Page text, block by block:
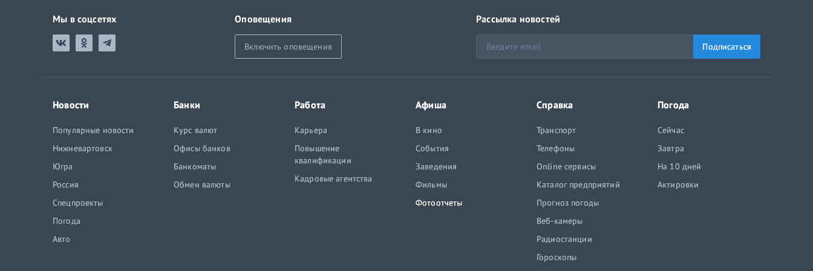
Мы в соцсетях Оповещения
Включить оповещения
Рассылка новостей
Подписаться
Новости
Популярные новости
Нижневартовск
Югра
Россия
Спецпроекты
Погода
Авто
Банки
Курс валют
Офисы банков
Банкоматы
Обмен валюты
Работа
Карьера
Повышение
квалификации
Кадровые агентства
Афиша
В кино
События
Заведения
Фильмы
Фотоотчеты
Справка
Транспорт
Телефоны
Online сервисы
Каталог предприятий
Прогноз погоды
Веб-камеры
Радиостанции
Гороскопы
Погода
Сейчас
Завтра
На 10 дней
Актировки